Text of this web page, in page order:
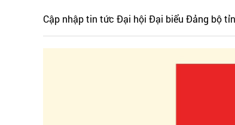
Cập nhập tin tức Đại hội Đại biểu Đảng bộ